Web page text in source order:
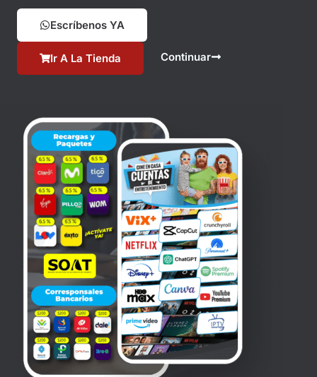
Escríbenos YA
Ir A La Tienda Continuar